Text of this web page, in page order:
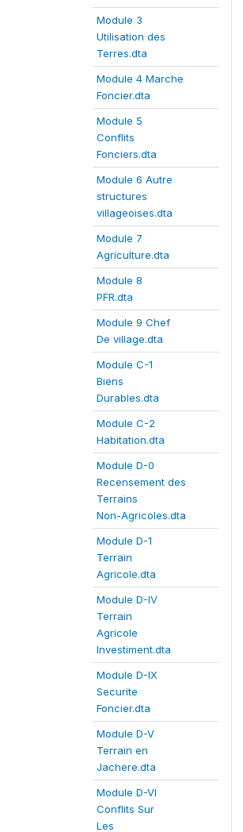
Module 3
Utilisation des
Terres.dta
Module 4 Marche
Foncier.dta
Module 5
Conflits
Fonciers.dta
Module 6 Autre
structures
villageoises.dta
Module 7
Agriculture.dta
Module 8
PFR.dta
Module 9 Chef
De village.dta
Module C-1
Biens
Durables.dta
Module C-2
Habitation.dta
Module D-0
Recensement des
Terrains
Non-Agricoles.dta
Module D-1
Terrain
Agricole.dta
Module D-IV
Terrain
Agricole
Investiment.dta
Module D-IX
Securite
Foncier.dta
Module D-V
Terrain en
Jachere.dta
Module D-VI
Conflits Sur
Les